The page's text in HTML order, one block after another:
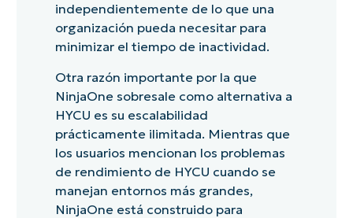
independientemente de lo que una
organización pueda necesitar para
minimizar el tiempo de inactividad.
Otra razón importante por la que
NinjaOne sobresale como alternativa a
HYCU es su escalabilidad
prácticamente ilimitada. Mientras que
los usuarios mencionan los problemas
de rendimiento de HYCU cuando se
manejan entornos más grandes,
NinjaOne está construido para